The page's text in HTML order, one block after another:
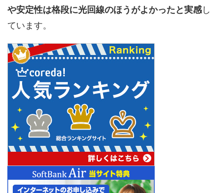
や安定性は格段に光回線のほうがよかったと実感し
ています。